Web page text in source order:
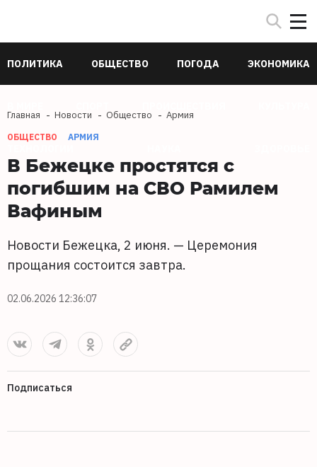
ПОЛИТИКА ОБЩЕСТВО ПОГОДА ЭКОНОМИКА
Главная Новости Общество Армия
ОБЩЕСТВО АРМИЯ
В Бежецке простятся с
погибшим на СВО Рамилем
Вафиным
Новости Бежецка, 2 июня. — Церемония
прощания состоится завтра.
02.06.2026 12:36:07
Подписаться